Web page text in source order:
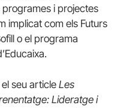
i projectes
implicat com els Futurs
o el programa
seu article Les
Lideratge i